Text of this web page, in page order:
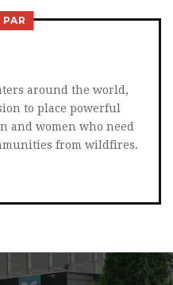
around the world,
to place powerful
and women who need
from wildfires.